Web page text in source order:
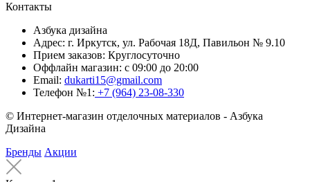
Контакты
Азбука дизайна
Адрес: г. Иркутск, ул. Рабочая 18Д, Павильон № 9.10
Прием заказов: Круглосуточно
Оффлайн магазин: с 09:00 до 20:00
Email: dukarti15@gmail.com
Телефон №1: +7 (964) 23-08-330
© Интернет-магазин отделочных материалов - Азбука
Дизайна
Бренды Акции